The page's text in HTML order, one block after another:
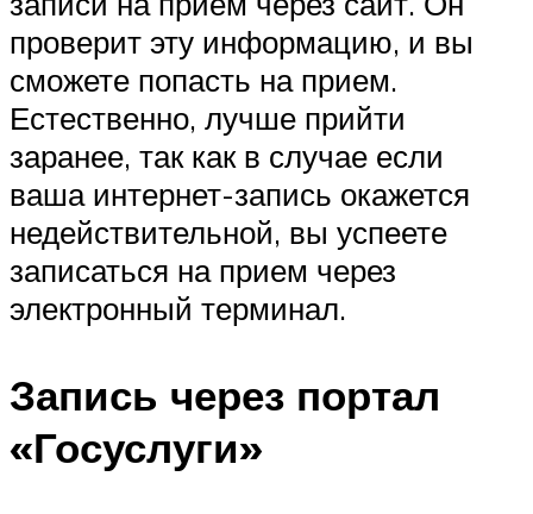
проверит эту информацию, и вы
сможете попасть на прием.
Естественно, лучше прийти
заранее, так как в случае если
ваша интернет-запись окажется
недействительной, вы успеете
записаться на прием через
электронный терминал.
Запись через портал
«Госуслуги»